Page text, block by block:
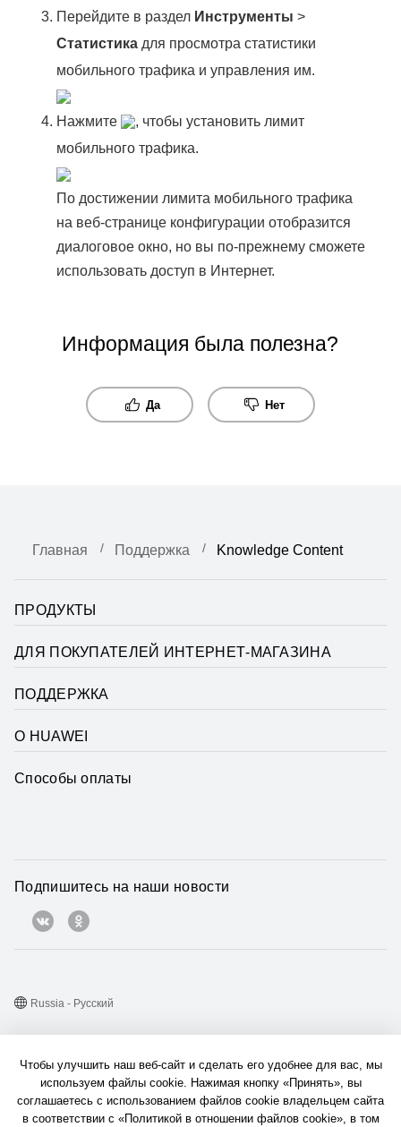
Чтобы улучшить наш веб-сайт и сделать его удобнее для вас, мы
используем файлы cookie. Нажимая кнопку «Принять», вы
соглашаетесь с использованием файлов cookie владельцем сайта
в соответствии с «Политикой в отношении файлов cookie», в том
Перейдите в раздел Инструменты >
Статистика для просмотра статистики
мобильного трафика и управления им.
Нажмите
, чтобы установить лимит
мобильного трафика.
По достижении лимита мобильного трафика
на веб-странице конфигурации отобразится
диалоговое окно, но вы по-прежнему сможете
использовать доступ в Интернет.
Информация была полезна?
Да Нет
Главная Поддержка Knowledge Content
ПРОДУКТЫ
ДЛЯ ПОКУПАТЕЛЕЙ ИНТЕРНЕТ-МАГАЗИНА
ПОДДЕРЖКА
О HUAWEI
Способы оплаты
Подпишитесь на наши новости
Условия использования веб-сайта
Политика конфиденциальности
Russia - Pусский